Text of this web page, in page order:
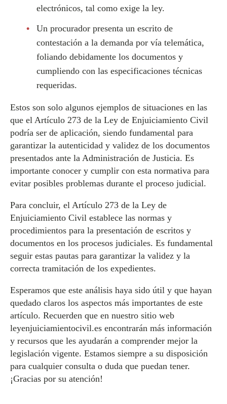
electrónicos, tal como exige la ley.
Un procurador presenta un escrito de
contestación a la demanda por vía telemática,
foliando debidamente los documentos y
cumpliendo con las especificaciones técnicas
requeridas.
Estos son solo algunos ejemplos de situaciones en las
que el Artículo 273 de la Ley de Enjuiciamiento Civil
podría ser de aplicación, siendo fundamental para
garantizar la autenticidad y validez de los documentos
presentados ante la Administración de Justicia. Es
importante conocer y cumplir con esta normativa para
evitar posibles problemas durante el proceso judicial.
Para concluir, el Artículo 273 de la Ley de
Enjuiciamiento Civil establece las normas y
procedimientos para la presentación de escritos y
documentos en los procesos judiciales. Es fundamental
seguir estas pautas para garantizar la validez y la
correcta tramitación de los expedientes.
Esperamos que este análisis haya sido útil y que hayan
quedado claros los aspectos más importantes de este
artículo. Recuerden que en nuestro sitio web
leyenjuiciamientocivil.es encontrarán más información
y recursos que les ayudarán a comprender mejor la
legislación vigente. Estamos siempre a su disposición
para cualquier consulta o duda que puedan tener.
¡Gracias por su atención!